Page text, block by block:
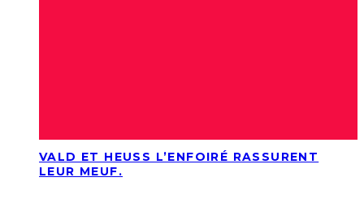
VALD ET HEUSS L’ENFOIRÉ RASSURENT
LEUR MEUF.